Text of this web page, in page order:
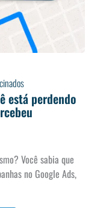
está perdendo
Você sabia que
no Google Ads,